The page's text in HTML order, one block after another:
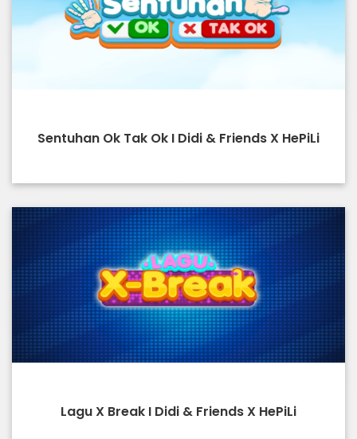
Sentuhan Ok Tak Ok I Didi & Friends X HePiLi
Lagu X Break I Didi & Friends X HePiLi